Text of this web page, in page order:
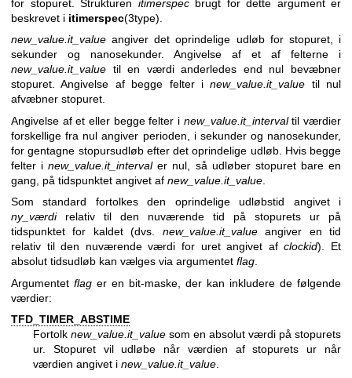
for stopuret. Strukturen itimerspecbrugt for dette argument er
beskrevet i itimerspec(3type).
new_value.it_value angiver det oprindelige udløb for stopuret, i
sekunder og nanosekunder. Angivelse af et af felterne i
new_value.it_value til en værdi anderledes end nul bevæbner
stopuret. Angivelse af begge felter inew_value.it_value til nul
afvæbner stopuret.
Angivelse af et eller begge felter i new_value.it_intervaltil værdier
forskellige fra nul angiver perioden, i sekunder og nanosekunder,
for gentagne stopursudløb efter det oprindelige udløb. Hvis begge
felter inew_value.it_intervaler nul, så udløber stopuret bare en
gang, på tidspunktet angivet af new_value.it_value
Som standard fortolkes den oprindelige udløbstid angivet i
ny_værdirelativ til den nuværende tid på stopurets ur på
tidspunktet for kaldet (dvs. new_value.it_valueangiver en tid
relativ til den nuværende værdi for uret angivet afclockid). Et
absolut tidsudløb kan vælges via argumentet flag
Argumentet flag er en bit-maske, der kan inkludere de følgende
værdier:
TFD_TIMER_ABSTIME
Fortolk new_value.it_value som en absolut værdi på stopurets
ur. Stopuret vil udløbe når værdien af stopurets ur når
værdien angivet i new_value.it_value